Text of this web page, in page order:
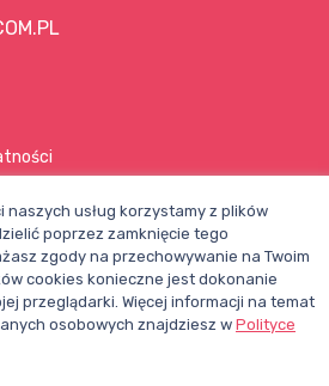
prawa zastrzeżone © 1998–2026
naszych usług korzystamy z plików
poprzez zamknięcie tego
zgody na przechowywanie na Twoim
cookies konieczne jest dokonanie
przeglądarki. Więcej informacji na temat
osobowych znajdziesz w Polityce